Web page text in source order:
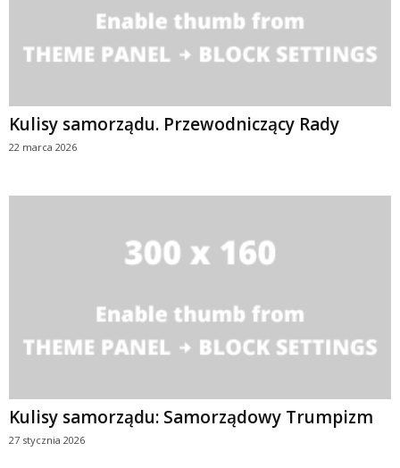
Kulisy samorządu. Przewodniczący Rady
22 marca 2026
Kulisy samorządu: Samorządowy Trumpizm
27 stycznia 2026